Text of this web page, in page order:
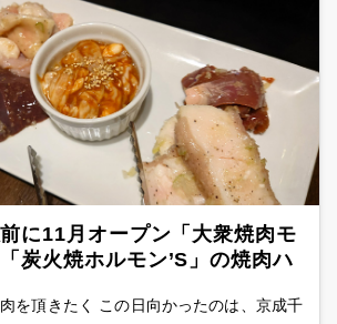
に11月オープン「大衆焼肉モ
炭火焼ホルモン’S」の焼肉ハ
を頂きたく この日向かったのは、京成千